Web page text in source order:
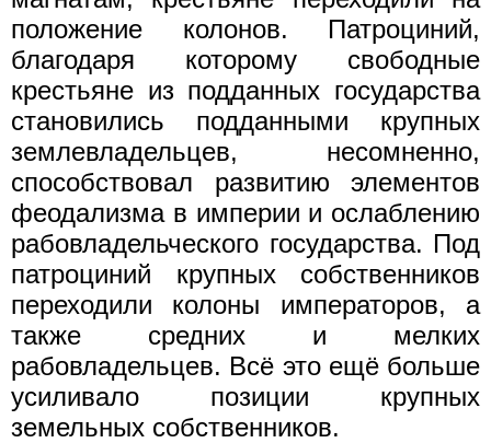
положение колонов. Патроциний,
благодаря которому свободные
крестьяне из подданных государства
становились подданными крупных
землевладельцев, несомненно,
способствовал развитию элементов
феодализма в империи и ослаблению
рабовладельческого государства. Под
патроциний крупных собственников
переходили колоны императоров, а
также средних и мелких
рабовладельцев. Всё это ещё больше
усиливало позиции крупных
земельных собственников.